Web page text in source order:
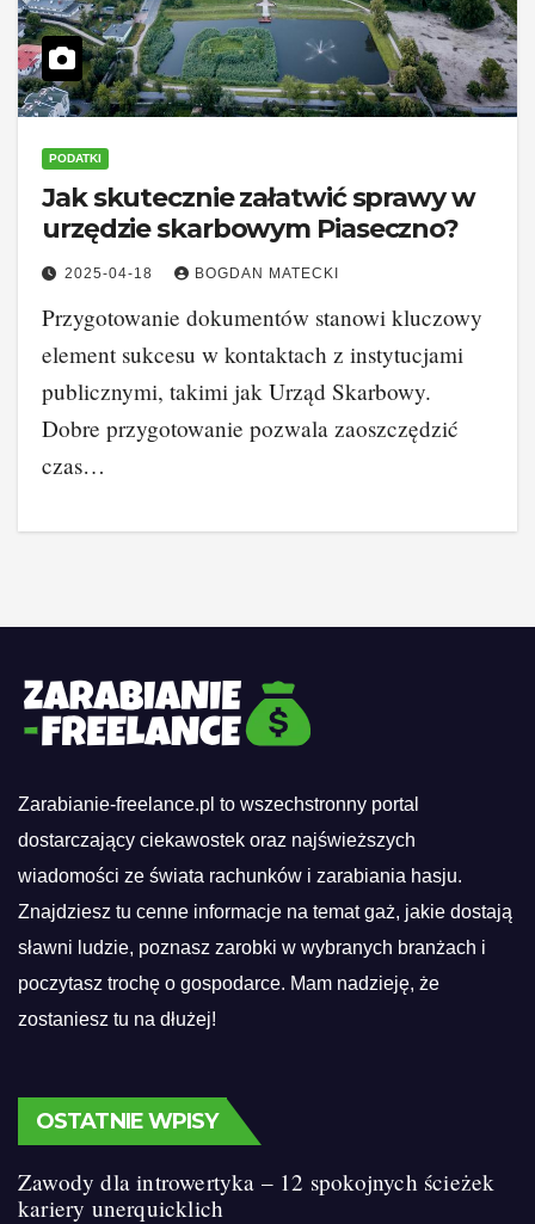
PODATKI
Jak skutecznie załatwić sprawy w
urzędzie skarbowym Piaseczno?
2025-04-18 BOGDAN MATECKI
Przygotowanie dokumentów stanowi kluczowy
element sukcesu w kontaktach z instytucjami
publicznymi, takimi jak Urząd Skarbowy.
Dobre przygotowanie pozwala zaoszczędzić
czas…
Zarabianie-freelance.pl to wszechstronny portal
dostarczający ciekawostek oraz najświeższych
wiadomości ze świata rachunków i zarabiania hasju.
Znajdziesz tu cenne informacje na temat gaż, jakie dostają
sławni ludzie, poznasz zarobki w wybranych branżach i
poczytasz trochę o gospodarce. Mam nadzieję, że
zostaniesz tu na dłużej!
OSTATNIE WPISY
Zawody dla introwertyka – 12 spokojnych ścieżek
kariery unerquicklich